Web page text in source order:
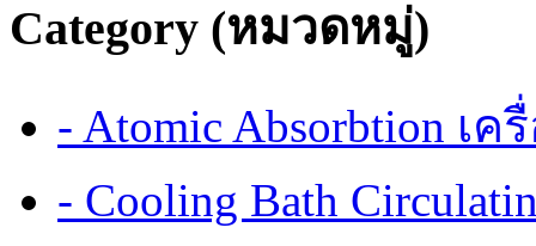
Category (หมวดหมู่)
- Atomic Absorbtion เ
- Cooling Bath